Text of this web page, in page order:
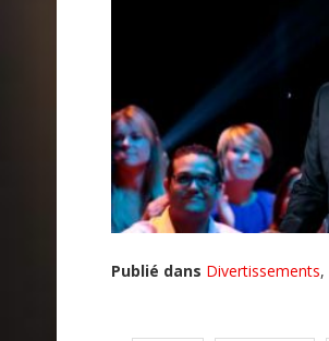
Publié dans Divertissements,